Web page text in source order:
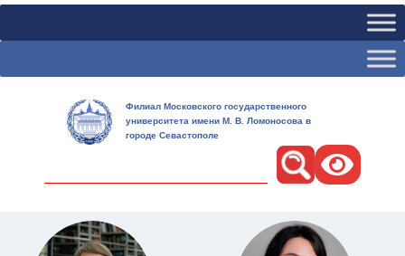
Филиал Московского государственного
университета имени М. В. Ломоносова в
городе Севастополе